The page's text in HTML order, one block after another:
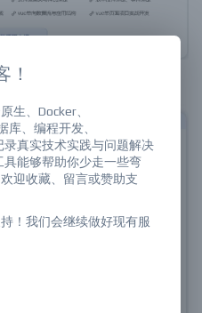
！
生、Docker、
库、编程开发、
真实技术实践与问题解决
能够帮助你少走一些弯
迎收藏、留言或赞助支
！我们会继续做好现有服